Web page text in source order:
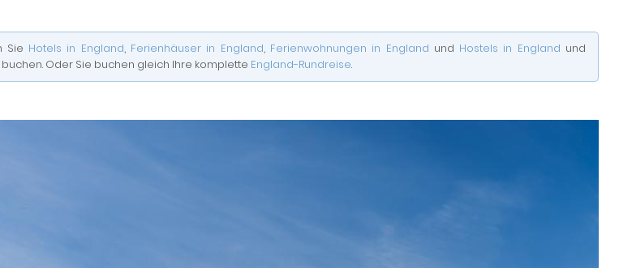
Sie Hotels in England, Ferienhäuser in England, Ferienwohnungen in England und Hostels in England und
buchen. Oder Sie buchen gleich Ihre komplette England-Rundreise.